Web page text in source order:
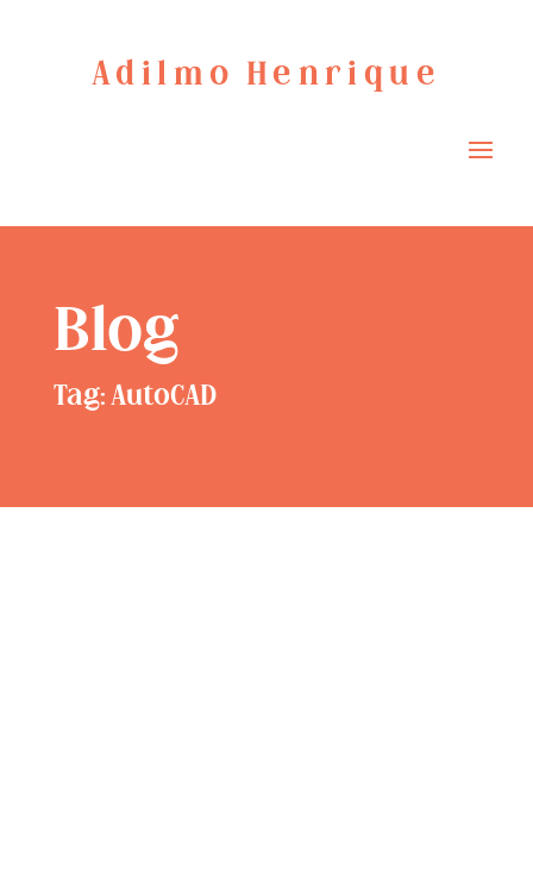
Adilmo Henrique
Blog
Tag: AutoCAD